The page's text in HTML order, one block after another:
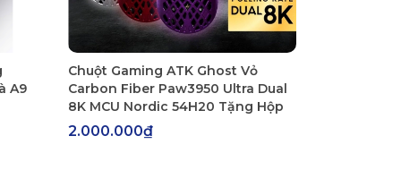
A9
Chuột Gaming ATK Ghost Vỏ
Carbon Fiber Paw3950 Ultra Dual
8K MCU Nordic 54H20 Tặng Hộp
2.000.000₫